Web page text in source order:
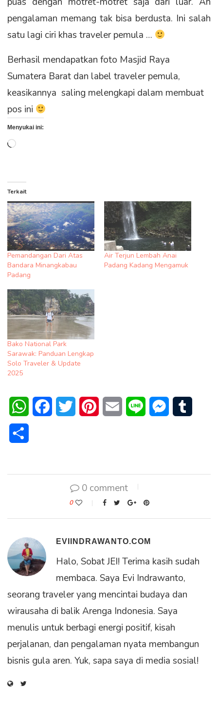
pengalaman memang tak bisa berdusta. Ini salah
satu lagi ciri khas traveler pemula …
Berhasil mendapatkan foto Masjid Raya
Sumatera Barat dan label traveler pemula,
keasikannya saling melengkapi dalam membuat
pos ini
Menyukai ini:
Memuat...
Terkait
Pemandangan Dari Atas
Bandara Minangkabau
Padang
Air Terjun Lembah Anai
Padang Kadang Mengamuk
Bako National Park
Sarawak: Panduan Lengkap
Solo Traveler & Update
2025
WhatsAppFacebookTwitter PinterestEmail Line Messenger
0 comment
0
EVIINDRAWANTO.COM
Halo, Sobat JEI! Terima kasih sudah
membaca. Saya Evi Indrawanto,
seorang traveler yang mencintai budaya dan
wirausaha di balik Arenga Indonesia. Saya
menulis untuk berbagi energi positif, kisah
perjalanan, dan pengalaman nyata membangun
bisnis gula aren. Yuk, sapa saya di media sosial!